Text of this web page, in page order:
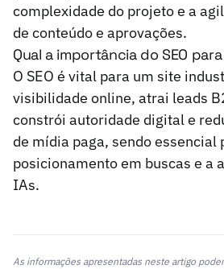
complexidade do projeto e a
de conteúdo e aprovações.
Qual a importância do SEO
O SEO é vital para um site
visibilidade online, atrai leads
constrói autoridade digital e
de mídia paga, sendo essencial
posicionamento em buscas e a
IAs.
As informações apresentadas neste artigo